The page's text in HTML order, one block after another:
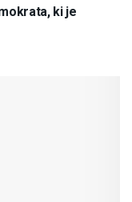
ki je